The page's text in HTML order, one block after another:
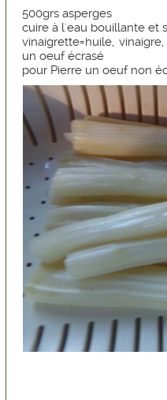
500grs asperges
cuire à l'eau bouillante et
vinaigrette=huile,
un oeuf écrasé
pour Pierre un oeuf non